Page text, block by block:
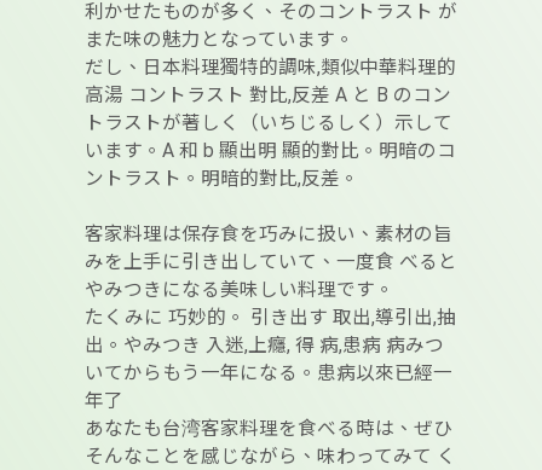
利かせたものが多く、そのコントラスト が
また味の魅力となっています。
だし、日本料理獨特的調味,類似中華料理的
高湯 コントラスト 對比,反差 A と B のコン
トラストが著しく（いちじるしく）示して
います。A 和 b 顯出明 顯的對比。明暗のコ
ントラスト。明暗的對比,反差。
客家料理は保存食を巧みに扱い、素材の旨
みを上手に引き出していて、一度食 べると
やみつきになる美味しい料理です。
たくみに 巧妙的。 引き出す 取出,導引出,抽
出。やみつき 入迷,上癮, 得 病,患病 病みつ
いてからもう一年になる。患病以來已經一
年了
あなたも台湾客家料理を食べる時は、ぜひ
そんなことを感じながら、味わってみて く